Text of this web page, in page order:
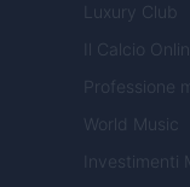
Luxury Club
Il Calcio
Professione
World Music
Investimenti